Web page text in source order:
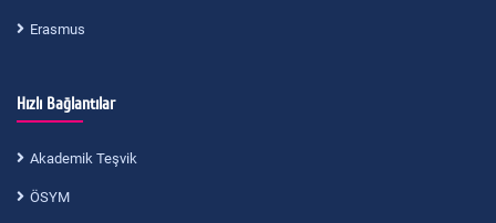
Erasmus
Hızlı Bağlantılar
Akademik Teşvik
ÖSYM